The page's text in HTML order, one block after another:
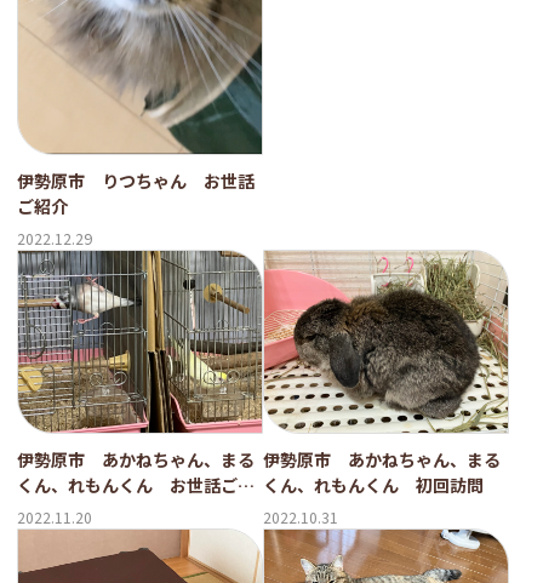
伊勢原市 りつちゃん お世話
ご紹介
2022.12.29
伊勢原市 あかねちゃん、まる
くん、れもんくん お世話ご紹
介
2022.11.20
伊勢原市 あかねちゃん、まる
くん、れもんくん 初回訪問
2022.10.31